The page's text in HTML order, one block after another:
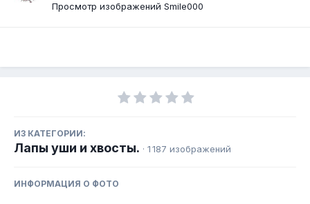
Просмотр изображений Smile000
ИЗ КАТЕГОРИИ:
Лапы уши и хвосты. · 1 187 изображений
ИНФОРМАЦИЯ О ФОТО